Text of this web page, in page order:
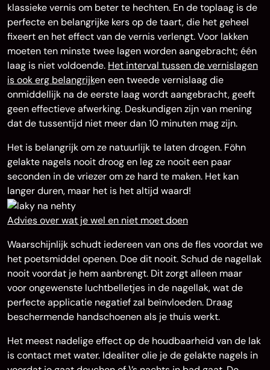
klassieke vernis om beter te hechten. En de toplaag is de
perfecte en belangrijke kers op de taart, die het geheel
fixeert en het effect van de vernis verlengt. Voor lakken
moeten ten minste twee lagen worden aangebracht; één
laag is niet voldoende. Het interval tussen de vernislagen
is ook erg belangrijken een tweede vernislaag die
onmiddellijk na de eerste laag wordt aangebracht, geeft
geen effectieve afwerking. Deskundigen zijn van mening
dat de tussentijd niet meer dan 10 minuten mag zijn.
Het is belangrijk om ze natuurlijk te laten drogen. Föhn
gelakte nagels nooit droog en leg ze nooit een paar
seconden in de vriezer om ze hard te maken. Het kan
langer duren, maar het is het altijd waard!
Advies over wat je wel en niet moet doen
Waarschijnlijk schudt iedereen van ons de fles voordat we
het poetsmiddel openen. Doe dit nooit. Schud de nagellak
nooit voordat je hem aanbrengt. Dit zorgt alleen maar
voor ongewenste luchtbelletjes in de nagellak, wat de
perfecte applicatie negatief zal beïnvloeden. Draag
beschermende handschoenen als je thuis werkt.
Het meest nadelige effect op de houdbaarheid van de lak
is contact met water. Idealiter olie je de gelakte nagels in